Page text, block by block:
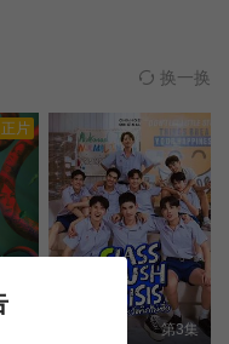
半路追上他们的目标，智
精密复仇计划，以及处理
换一换
正片
第3集